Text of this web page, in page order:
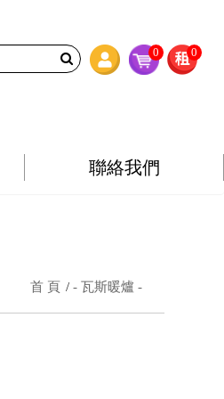
0 0
聯絡我們
首 頁 - 瓦斯暖爐 -